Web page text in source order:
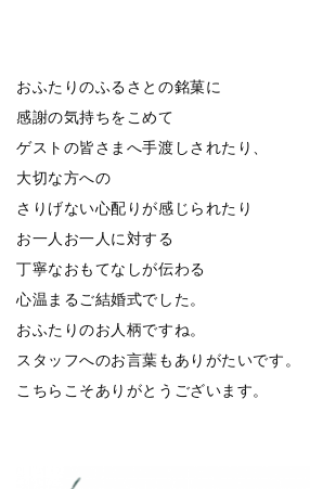
おふたりのふるさとの銘菓に
感謝の気持ちをこめて
ゲストの皆さまへ手渡しされたり、
大切な方への
さりげない心配りが感じられたり
お一人お一人に対する
丁寧なおもてなしが伝わる
心温まるご結婚式でした。
おふたりのお人柄ですね。
スタッフへのお言葉もありがたいです。
こちらこそありがとうございます。